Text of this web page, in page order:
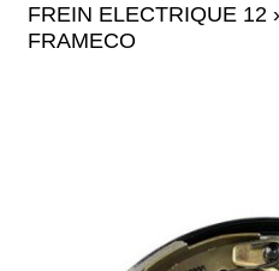
FREIN ELECTRIQUE 12
FRAMECO